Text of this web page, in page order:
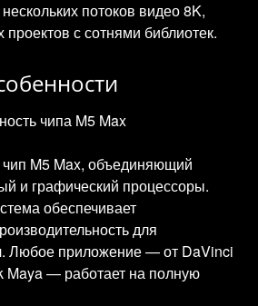
потоков видео 8K,
с сотнями библиотек.
чипа M5 Max
M5 Max, объединяющий
и графический процессоры.
обеспечивает
для
Любое приложение — от DaVinci
Maya — работает на полную